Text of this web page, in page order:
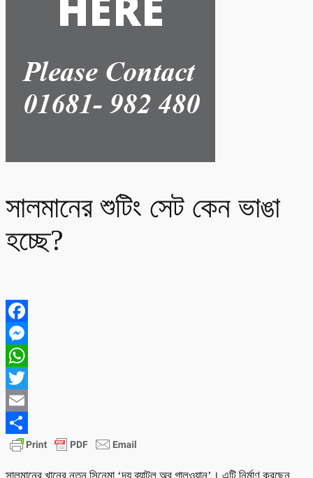
সালমানের শুটিং সেট কেন ভাঙা
হচ্ছে?
Facebook
Messenger
WhatsApp
Twitter
Email
Share
সালমানের খানের নতুন সিনেমা ‘দ্য ব্যাটল অব গালওয়ান’। এটি নির্মাণ করছেন